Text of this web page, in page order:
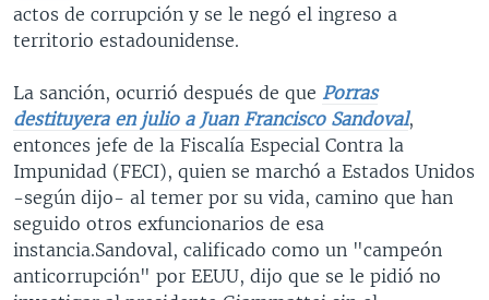
actos de corrupción y se le negó el ingreso a
territorio estadounidense.
La sanción, ocurrió después de que Porras
destituyera en julio a Juan Francisco Sandoval,
entonces jefe de la Fiscalía Especial Contra la
Impunidad (FECI), quien se marchó a Estados Unidos
-según dijo- al temer por su vida, camino que han
seguido otros exfuncionarios de esa
instancia.Sandoval, calificado como un "campeón
anticorrupción" por EEUU, dijo que se le pidió no